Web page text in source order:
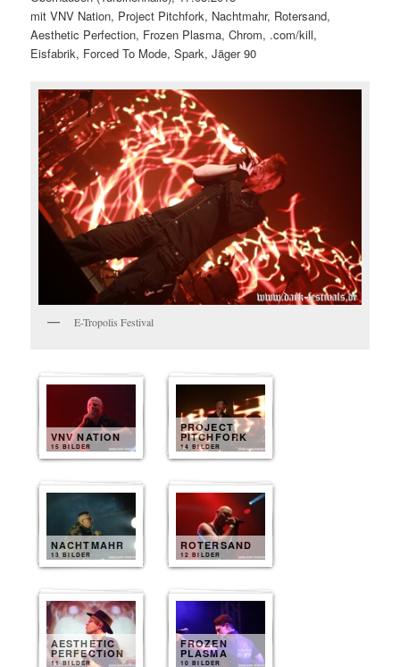
mit VNV Nation, Project Pitchfork, Nachtmahr, Rotersand,
Aesthetic Perfection, Frozen Plasma, Chrom, .com/kill,
Eisfabrik, Forced To Mode, Spark, Jäger 90
E-Tropolis Festival
VNV NATION
15 BILDER
PROJECT
PITCHFORK
14 BILDER
NACHTMAHR
13 BILDER
ROTERSAND
12 BILDER
AESTHETIC
PERFECTION
11 BILDER
FROZEN
PLASMA
10 BILDER